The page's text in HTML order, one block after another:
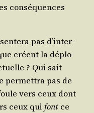
consé­quences
pas d’in­ter­
créent la déplo­
? Qui sait
per­met­tra pas de
vers ceux dont
ceux qui font ce